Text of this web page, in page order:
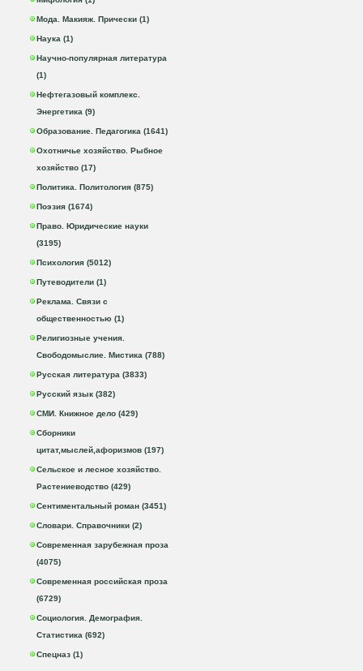
Мода. Макияж. Прически (1)
Наука (1)
Научно-популярная литература
(1)
Нефтегазовый комплекс.
Энергетика (9)
Образование. Педагогика (1641)
Охотничье хозяйство. Рыбное
хозяйство (17)
Политика. Политология (875)
Поэзия (1674)
Право. Юридические науки
(3195)
Психология (5012)
Путеводители (1)
Реклама. Связи с
общественностью (1)
Религиозные учения.
Свободомыслие. Мистика (788)
Русская литература (3833)
Русский язык (382)
СМИ. Книжное дело (429)
Сборники
цитат,мыслей,афоризмов (197)
Сельское и лесное хозяйство.
Растениеводство (429)
Сентиментальный роман (3451)
Словари. Справочники (2)
Современная зарубежная проза
(4075)
Современная российская проза
(6729)
Социология. Демография.
Статистика (692)
Спецназ (1)